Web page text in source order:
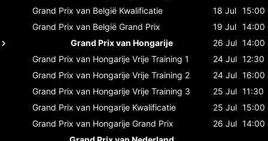
Grand Prix van België Kwalificatie 18 Jul 15:00
Grand Prix van België Grand Prix 19 Jul 14:00
Grand Prix van Hongarije
26 Jul 14:00
Grand Prix van Hongarije Vrije Training 1 24 Jul 12:30
Grand Prix van Hongarije Vrije Training 2 24 Jul 16:00
Grand Prix van Hongarije Vrije Training 3 25 Jul 11:30
Grand Prix van Hongarije Kwalificatie 25 Jul 15:00
Grand Prix van Hongarije Grand Prix 26 Jul 14:00